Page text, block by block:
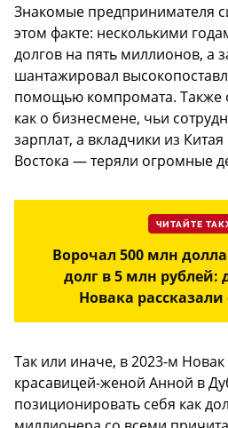
Знакомые предпринимателя
этом факте: несколькими
долгов на пять миллионов, а
шантажировал
помощью компромата. Также
как о бизнесмене, чьи
зарплат, а вкладчики из
Востока — теряли огромные
ЧИТАЙТЕ
Ворочал 500 млн
долг в 5 млн рублей:
Новака
Так или иначе, в 2023-м
красавицей-женой Анной в
позиционировать себя как